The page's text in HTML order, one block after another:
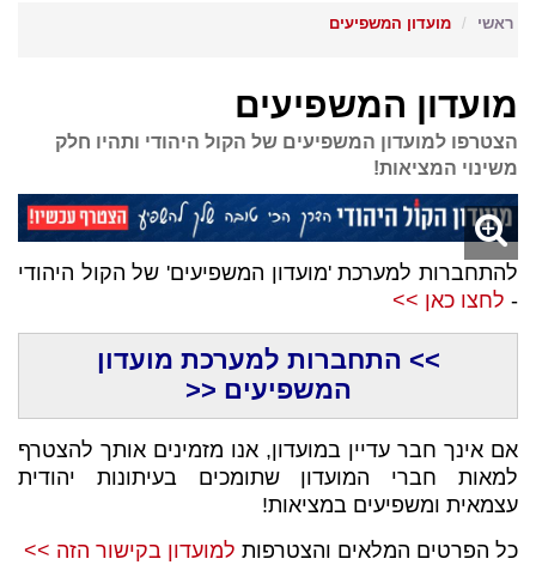
ראשי מועדון המשפיעים
מועדון המשפיעים
הצטרפו למועדון המשפיעים של הקול היהודי ותהיו חלק
משינוי המציאות!
להתחברות למערכת 'מועדון המשפיעים' של הקול היהודי
- לחצו כאן >>
>> התחברות למערכת מועדון
המשפיעים <<
אם אינך חבר עדיין במועדון, אנו מזמינים אותך להצטרף
למאות חברי המועדון שתומכים בעיתונות יהודית
עצמאית ומשפיעים במציאות!
כל הפרטים המלאים והצטרפות למועדון בקישור הזה >>